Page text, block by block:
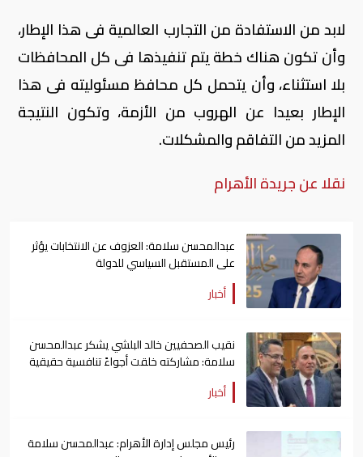
لابد من الاستفادة من التجارب العالمية فى هذا الإطار،
وأن تكون هناك خطة يتم تنفيذها فى كل المحافظات
بلا استثناء، وأن يتحمل كل محافظ مسئوليته فى هذا
الإطار بعيدا عن الهروب من الأزمة، وتكون النتيجة
المزيد من التفاقم والمشكلات.
نقلا عن جريدة الأهرام
عبدالمحسن سلامة: العزوف عن الانتخابات يؤثر
على المستقبل السياسي للدولة
أخبار
نقيب الصحفيين خالد البلشي يشكر عبدالمحسن
سلامة: مشاركته خلقت أجواءً تنافسية حقيقية
أخبار
رئيس مجلس إدارة الأهرام: عبدالمحسن سلامة